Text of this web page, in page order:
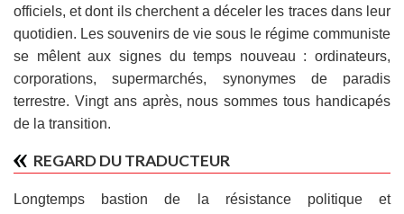
officiels, et dont ils cherchent a déceler les traces dans leur
quotidien. Les souvenirs de vie sous le régime communiste
se mêlent aux signes du temps nouveau : ordinateurs,
corporations, supermarchés, synonymes de paradis
terrestre. Vingt ans après, nous sommes tous handicapés
de la transition.
REGARD DU TRADUCTEUR
Longtemps bastion de la résistance politique et